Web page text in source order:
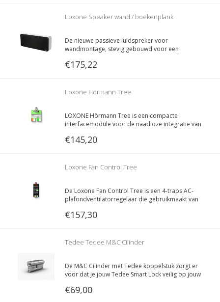
Loxone Speaker wand / boekenplank
De nieuwe passieve luidspreker voor
wandmontage, stevig gebouwd voor een
zelfs op een boekenplank.
€175,22
Loxone Hörmann Tree
LOXONE Hörmann Tree is een compacte
interfacemodule voor de naadloze integratie van
installatie.
€145,20
Loxone Fan Control Tree
De Loxone Fan Control Tree is een 4-traps AC-
plafondventilatorregelaar die gebruikmaakt van
stappen aan te passen.
€157,30
Tedee Tedee M&C Cilinder
De M&C Cilinder met Tedee koppelstuk zorgt er
voor dat je jouw Tedee Smart Lock veilig op jouw
€69,00